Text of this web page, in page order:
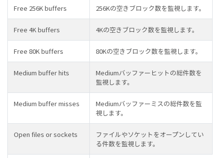
Free 256K buffers 256Kの空きブロック数を監視します。
Free 4K buffers 4Kの空きブロック数を監視します。
Free 80K buffers 80Kの空きブロック数を監視します。
Medium buffer hits
Mediumバッファーヒットの総件数を
監視します。
Medium buffer misses
Mediumバッファーミスの総件数を監
視します。
Open files or sockets
ファイルやソケットをオープンしてい
る件数を監視します。